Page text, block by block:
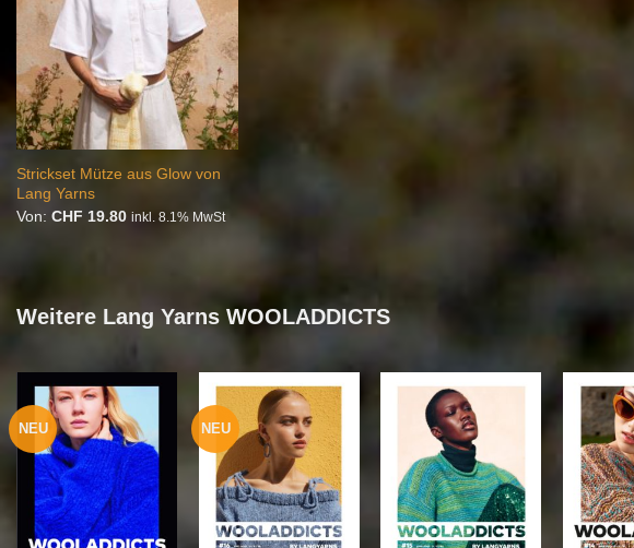
Strickset Mütze aus Glow von
Lang Yarns
Von: CHF 19.80 inkl. 8.1% MwSt
Weitere Lang Yarns WOOLADDICTS
NEU
Auf die
Wunschliste
NEU
Auf die
Wunschliste
Auf die
Wunschliste